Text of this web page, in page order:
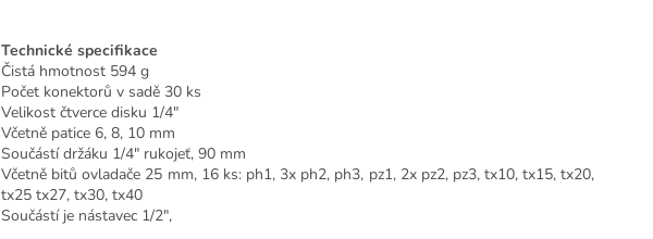
Technické specifikace
Čistá hmotnost 594 g
Počet konektorů v sadě 30 ks
Velikost čtverce disku 1/4"
Včetně patice 6, 8, 10 mm
Součástí držáku 1/4" rukojeť, 90 mm
Včetně bitů ovladače 25 mm, 16 ks: ph1, 3x ph2, ph3, pz1, 2x pz2, pz3, tx10, tx15, tx20,
tx25 tx27, tx30, tx40
Součástí je nástavec 1/2",